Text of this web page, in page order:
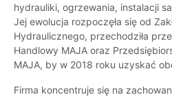
hydrauliki, ogrzewania, instalacji
Jej ewolucja rozpoczęła się od
Hydraulicznego, przechodziła
Handlowy MAJA oraz
MAJA, by w 2018 roku uzyskać
Firma koncentruje się na